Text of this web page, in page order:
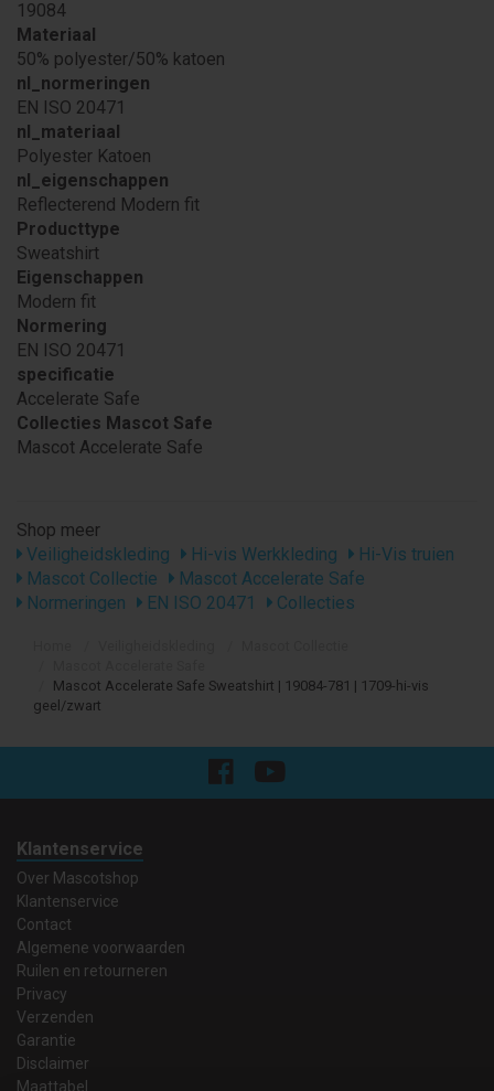
19084
Materiaal
50% polyester/50% katoen
nl_normeringen
EN ISO 20471
nl_materiaal
Polyester Katoen
nl_eigenschappen
Reflecterend Modern fit
Producttype
Sweatshirt
Eigenschappen
Modern fit
Normering
EN ISO 20471
specificatie
Accelerate Safe
Collecties Mascot Safe
Mascot Accelerate Safe
Shop meer
Veiligheidskleding
Hi-vis Werkkleding
Hi-Vis truien
Mascot Collectie
Mascot Accelerate Safe
Normeringen
EN ISO 20471 Collecties
Mascot Accelerate Safe Sweatshirt | 19084-781 | 1709-hi-vis
geel/zwart
Klantenservice
Over Mascotshop
Klantenservice
Contact
Algemene voorwaarden
Ruilen en retourneren
Privacy
Verzenden
Garantie
Disclaimer
Maattabel